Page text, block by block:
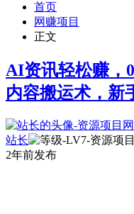
首页
网赚项目
正文
AI资讯轻松赚，
内容搬运术，新
站长
2年前发布